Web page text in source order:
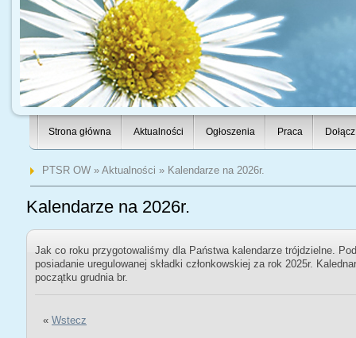
Strona główna Aktualności Ogłoszenia Praca
PTSR OW» Aktualności » Kalendarze na 2026r.
Kalendarze na 2026r.
Jak co roku przygotowaliśmy dla Państwa kalendarze trójdzielne.
posiadanie uregulowanej składki członkowskiej za rok 2025r.
początku grudnia br.
« Wstecz